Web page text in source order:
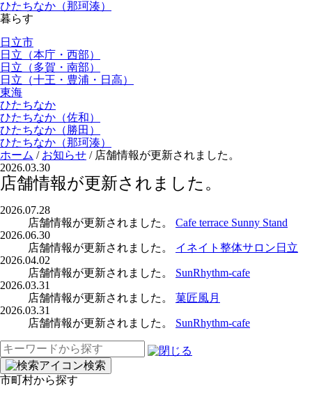
ひたちなか（那珂湊）
暮らす
日立市
日立（本庁・西部）
日立（多賀・南部）
日立（十王・豊浦・日高）
東海
ひたちなか
ひたちなか（佐和）
ひたちなか（勝田）
ひたちなか（那珂湊）
ホーム / お知らせ / 店舗情報が更新されました。
2026.03.30
店舗情報が更新されました。
2026.07.28
店舗情報が更新されました。
Cafe terrace Sunny Stand
2026.06.30
店舗情報が更新されました。
イネイト整体サロン日立
2026.04.02
店舗情報が更新されました。
SunRhythm-cafe
2026.03.31
店舗情報が更新されました。
菓匠風月
2026.03.31
店舗情報が更新されました。
SunRhythm-cafe
検
索:
検索
市町村から探す